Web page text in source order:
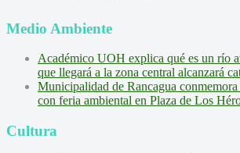
Medio Ambiente
Académico UOH explica qué es un río
que llegará a la zona central alcanzará
Municipalidad de Rancagua
con feria ambiental en Plaza de Los
Cultura